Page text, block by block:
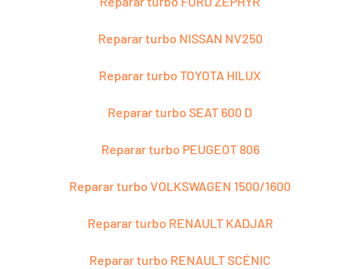
Reparar turbo NISSAN NV250
Reparar turbo TOYOTA HILUX
Reparar turbo SEAT 600 D
Reparar turbo PEUGEOT 806
Reparar turbo VOLKSWAGEN 1500/1600
Reparar turbo RENAULT KADJAR
Reparar turbo RENAULT SCÉNIC